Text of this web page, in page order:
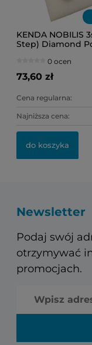
KENDA NOBILIS
Step) Diamond
(słoneczko)
0 ocen
73,60 zł
Cena regularna:
Najniższa cena:
do koszyka
Newsletter
Podaj swój
otrzymywać
promocjach.